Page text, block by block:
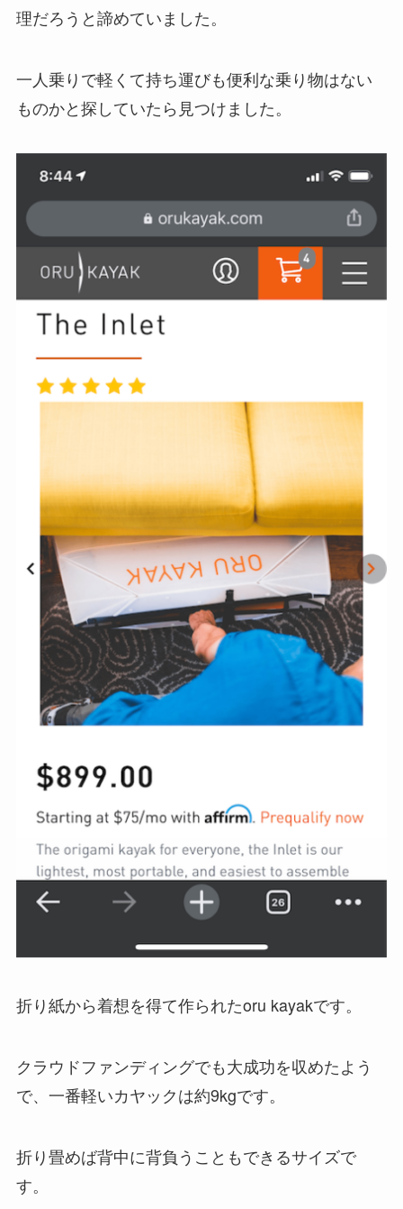
理だろうと諦めていました。
一人乗りで軽くて持ち運びも便利な乗り物はない
ものかと探していたら見つけました。
折り紙から着想を得て作られたoru kayakです。
クラウドファンディングでも大成功を収めたよう
で、一番軽いカヤックは約9kgです。
折り畳めば背中に背負うこともできるサイズで
す。